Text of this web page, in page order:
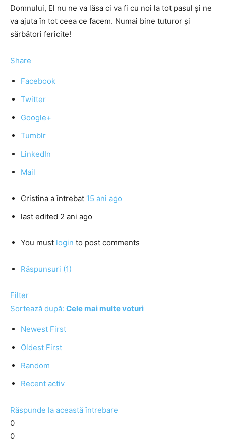
Domnului, El nu ne va lăsa ci va fi cu noi la tot pasul şi ne
va ajuta în tot ceea ce facem. Numai bine tuturor şi
sărbători fericite!
Share
Facebook
Twitter
Google+
Tumblr
LinkedIn
Mail
Cristina a întrebat 15 ani ago
last edited 2 ani ago
You must login to post comments
Răspunsuri (1)
Filter
Sortează după: Cele mai multe voturi
Newest First
Oldest First
Random
Recent activ
Răspunde la această întrebare
0
0